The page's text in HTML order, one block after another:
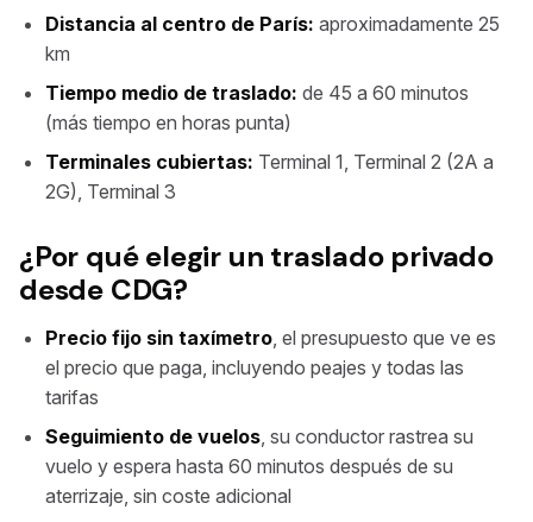
Distancia al centro de París: aproximadamente 25
km
Tiempo medio de traslado: de 45 a 60 minutos
(más tiempo en horas punta)
Terminales cubiertas: Terminal 1, Terminal 2 (2A a
2G), Terminal 3
¿Por qué elegir un traslado privado
desde CDG?
Precio fijo sin taxímetro, el presupuesto que ve es
el precio que paga, incluyendo peajes y todas las
tarifas
Seguimiento de vuelos, su conductor rastrea su
vuelo y espera hasta 60 minutos después de su
aterrizaje, sin coste adicional